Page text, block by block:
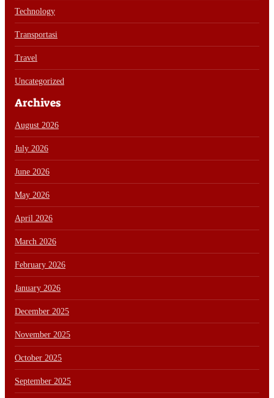
Technology
Transportasi
Travel
Uncategorized
Archives
August 2026
July 2026
June 2026
May 2026
April 2026
March 2026
February 2026
January 2026
December 2025
November 2025
October 2025
September 2025